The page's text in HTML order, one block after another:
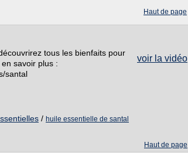
Haut de page
voir la vidéo
tous les bienfaits pour
savoir plus :
santal
/ huile essentielle de santal
Haut de page